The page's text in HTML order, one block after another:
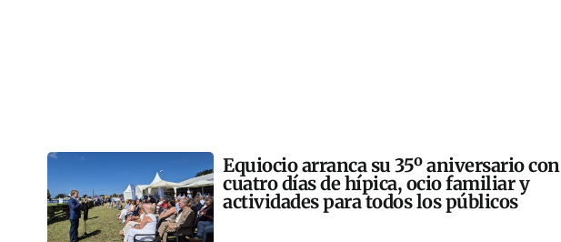
Equiocio arranca su 35º aniversario con
cuatro días de hípica, ocio familiar y
actividades para todos los públicos